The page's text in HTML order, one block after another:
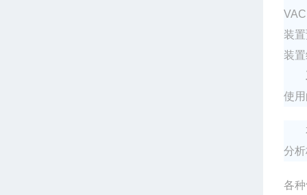
装
装
使
分
各